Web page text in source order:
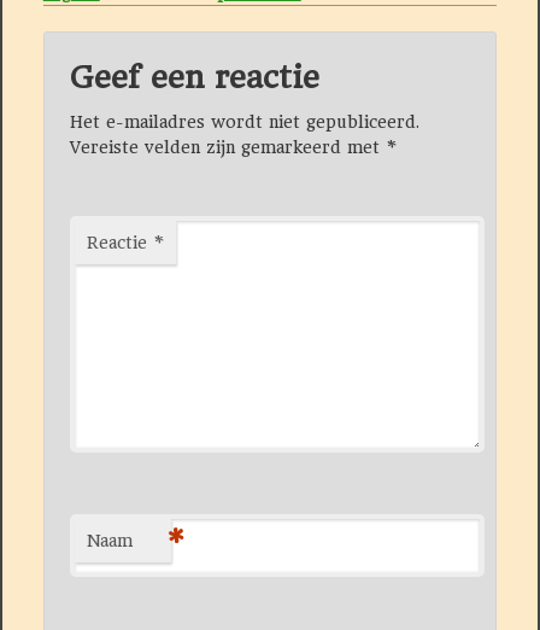
Geef een reactie
Het e-mailadres wordt niet gepubliceerd.
Vereiste velden zijn gemarkeerd met *
Reactie *
Naam *